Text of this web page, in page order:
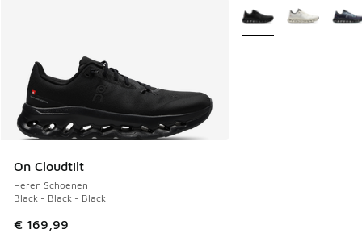
On Cloudtilt
Heren Schoenen
Black - Black - Black
€ 169,99
Meer kleuren